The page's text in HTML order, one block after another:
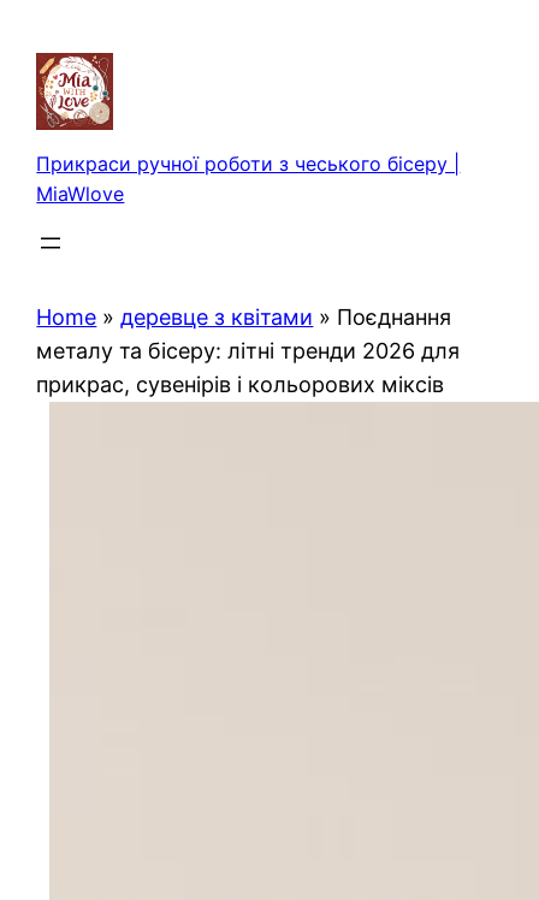
вмісту
Прикраси ручної роботи з чеського бісеру |
MiaWlove
Home »деревце з квітами » Поєднання
металу та бісеру: літні тренди 2026 для
прикрас, сувенірів і кольорових міксів